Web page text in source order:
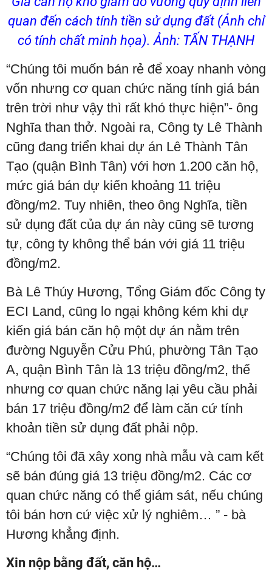
quan đến cách tính tiền sử dụng đất (Ảnh chỉ
có tính chất minh họa). Ảnh: TẤN THẠNH
“Chúng tôi muốn bán rẻ để xoay nhanh vòng
vốn nhưng cơ quan chức năng tính giá bán
trên trời như vậy thì rất khó thực hiện”- ông
Nghĩa than thở. Ngoài ra, Công ty Lê Thành
cũng đang triển khai dự án Lê Thành Tân
Tạo (quận Bình Tân) với hơn 1.200 căn hộ,
mức giá bán dự kiến khoảng 11 triệu
đồng/m2. Tuy nhiên, theo ông Nghĩa, tiền
sử dụng đất của dự án này cũng sẽ tương
tự, công ty không thể bán với giá 11 triệu
đồng/m2.
Bà Lê Thúy Hương, Tổng Giám đốc Công ty
ECI Land, cũng lo ngại không kém khi dự
kiến giá bán căn hộ một dự án nằm trên
đường Nguyễn Cửu Phú, phường Tân Tạo
A, quận Bình Tân là 13 triệu đồng/m2, thế
nhưng cơ quan chức năng lại yêu cầu phải
bán 17 triệu đồng/m2 để làm căn cứ tính
khoản tiền sử dụng đất phải nộp.
“Chúng tôi đã xây xong nhà mẫu và cam kết
sẽ bán đúng giá 13 triệu đồng/m2. Các cơ
quan chức năng có thể giám sát, nếu chúng
tôi bán hơn cứ việc xử lý nghiêm… ” - bà
Hương khẳng định.
Xin nộp bằng đất, căn hộ…